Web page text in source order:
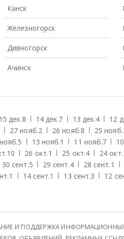
Канск
Железногорск
Дивногорск
Ачинск
15 дек.8 14 дек.7 13 дек.4 12
27 нояб.2 26 нояб.8 25 нояб.
5 13 нояб.1 11 нояб.7
10 26 окт.1 25 окт.4 24 окт.
30 сент.5 29 сент.4 28 сент.1
1 14 сент.1 13 сент.3 12
И ПОДДЕРЖКА ИНФОРМАЦИОННЫХ